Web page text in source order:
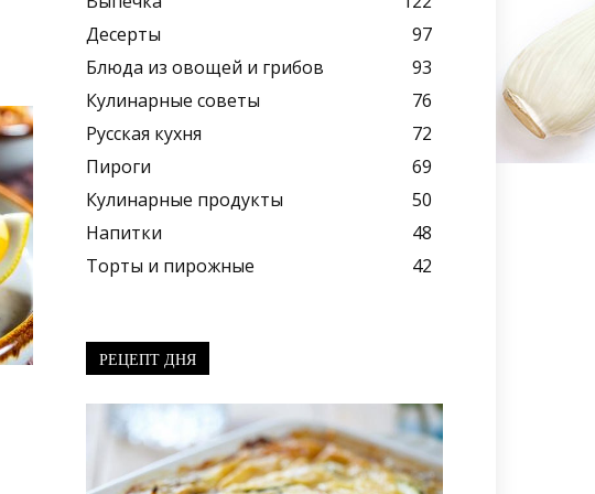
Десерты
97
Блюда из овощей и грибов
93
Кулинарные советы
76
Русская кухня
72
Пироги
69
Кулинарные продукты
50
Напитки
48
Торты и пирожные
42
РЕЦЕПТ ДНЯ